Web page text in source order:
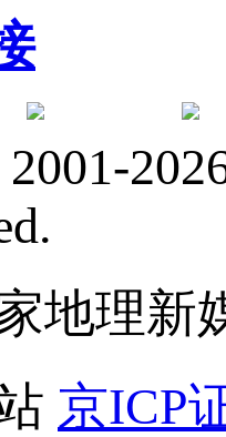
地理新
京ICP